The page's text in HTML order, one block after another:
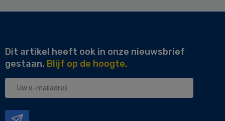
Dit artikel heeft ook in onze nieuwsbrief
gestaan. Blijf op de hoogte.
Uw